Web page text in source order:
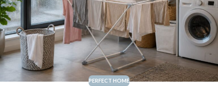
PERFECT HOME